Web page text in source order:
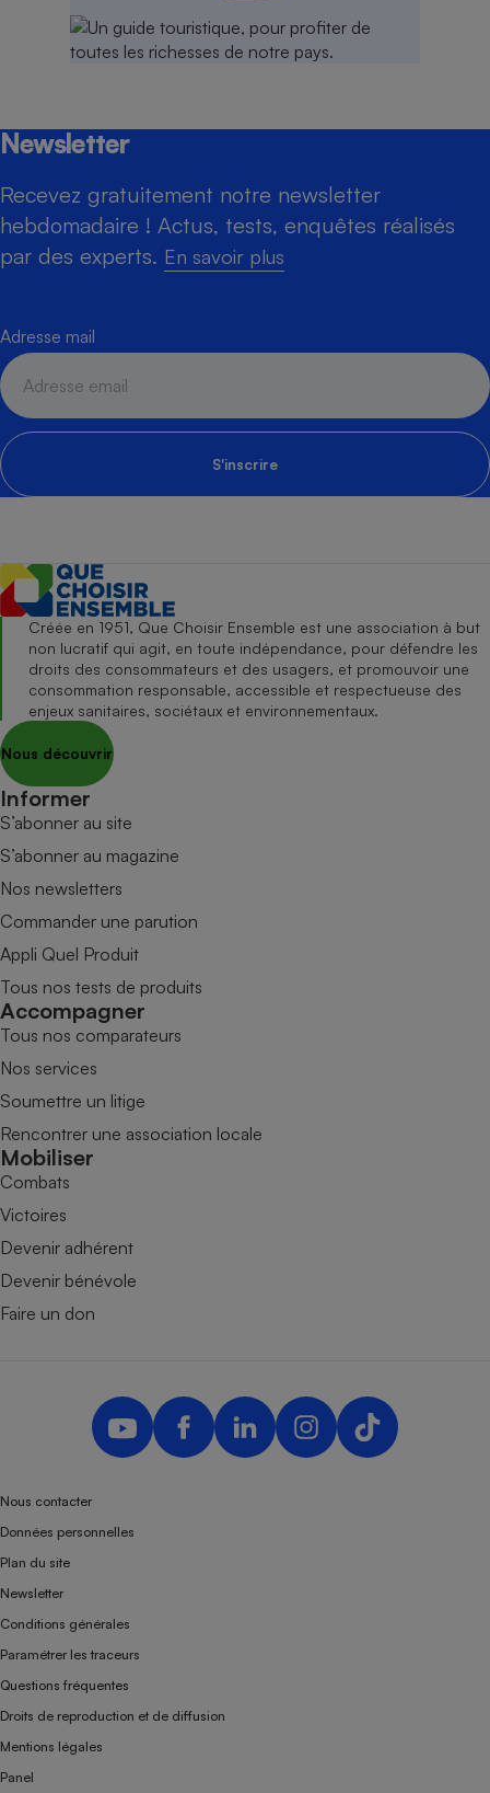
Newsletter
Recevez gratuitement notre newsletter
hebdomadaire ! Actus, tests, enquêtes réalisés
par des experts. En savoir plus
Adresse mail
S'inscrire
Créée en 1951, Que Choisir Ensemble est une association à but
non lucratif qui agit, en toute indépendance, pour défendre les
droits des consommateurs et des usagers, et promouvoir une
consommation responsable, accessible et respectueuse des
enjeux sanitaires, sociétaux et environnementaux.
Nous découvrir
Informer
S’abonner au site
S’abonner au magazine
Nos newsletters
Commander une parution
Appli Quel Produit
Tous nos tests de produits
Accompagner
Tous nos comparateurs
Nos services
Soumettre un litige
Rencontrer une association locale
Mobiliser
Combats
Victoires
Devenir adhérent
Devenir bénévole
Faire un don
Nous contacter
Données personnelles
Plan du site
Newsletter
Conditions générales
Paramétrer les traceurs
Questions fréquentes
Droits de reproduction et de diffusion
Mentions légales
Panel